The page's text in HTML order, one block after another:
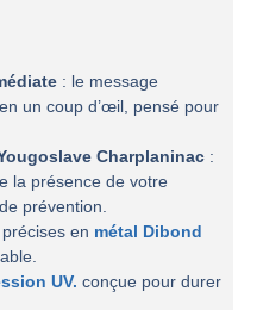
: le message
un coup d’œil, pensé pour
Charplaninac :
la présence de votre
prévention.
en métal Dibond
UV. conçue pour durer